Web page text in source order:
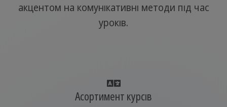
акцентом на комунікативні методи під час
уроків.
Асортимент курсів